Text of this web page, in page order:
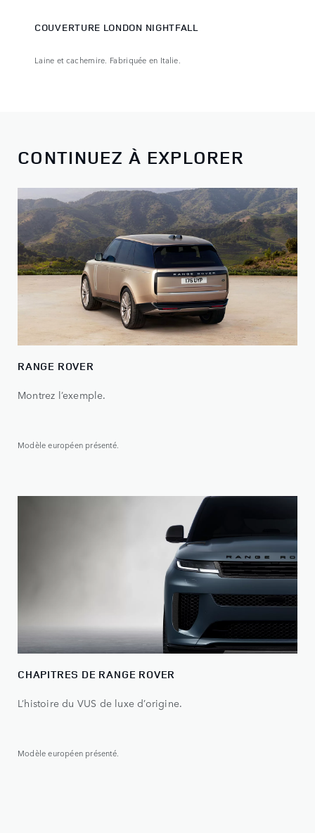
COUVERTURE LONDON NIGHTFALL
Laine et cachemire. Fabriquée en Italie.
CONTINUEZ À EXPLORER
RANGE ROVER
Montrez l’exemple.
Modèle européen présenté.
CHAPITRES DE RANGE ROVER
L’histoire du VUS de luxe d’origine.
Modèle européen présenté.